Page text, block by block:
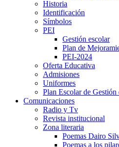
Historia
Identificación
Símbolos
PEI
Gestión escolar
Plan de
PEI-2024
Oferta Educativa
Admisiones
Uniformes
Plan Escolar de Gestión
Comunicaciones
Radio y Tv
Revista institucional
Zona literaria
Poemas Dairo
Poemas a los